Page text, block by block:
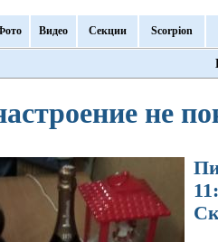
Видео Секции Scorpion
не